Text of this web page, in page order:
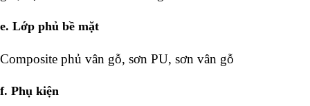
e. Lớp phủ bề mặt
Composite phủ vân gỗ, sơn PU, sơn vân gỗ
f. Phụ kiện